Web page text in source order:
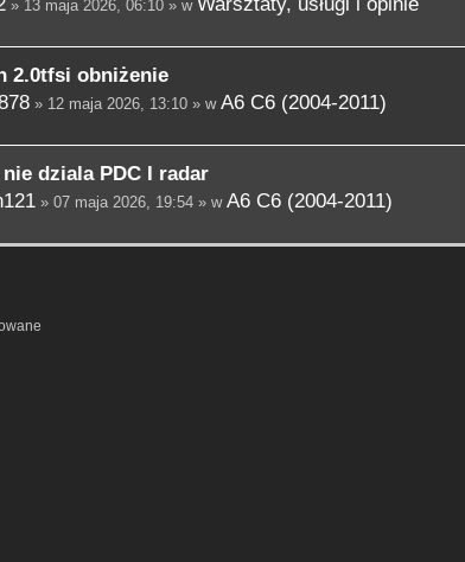
» 13 maja 2026, 06:10 » w
2.0tfsi obniżenie
» 12 maja 2026, 13:10 » w A6 C6 (2004-2011)
nie dziala PDC I radar
» 07 maja 2026, 19:54 » w A6 C6 (2004-2011)